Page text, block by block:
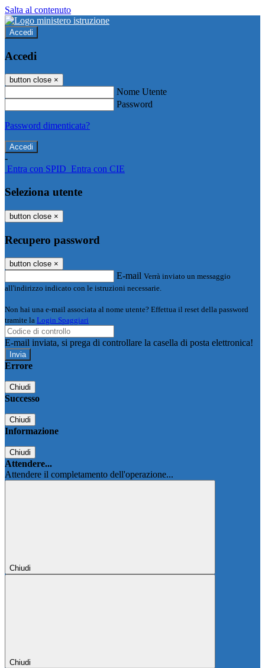
Salta al contenuto
Accedi
Accedi
button close ×
Nome Utente
Password
Password dimenticata?
-
Entra con SPID Entra con CIE
Seleziona utente
button close ×
Recupero password
button close ×
E-mail Verrà inviato un messaggio
all'indirizzo indicato con le istruzioni necessarie.
Non hai una e-mail associata al nome utente? Effettua il reset della password
tramite la Login Spaggiari
E-mail inviata, si prega di controllare la casella di posta elettronica!
Errore
Chiudi
Successo
Chiudi
Informazione
Chiudi
Attendere...
Attendere il completamento dell'operazione...
Chiudi
Chiudi